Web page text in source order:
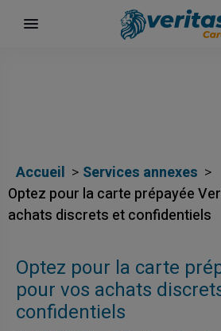
Accueil
Services annexes
Optez pour la carte prépayée
achats discrets et confidentiels
Optez pour la carte
pour vos achats
confidentiels